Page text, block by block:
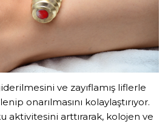
ve zayıflamış liflerle
onarılmasını kolaylaştırıyor.
aktivitesini arttırarak, kolojen ve